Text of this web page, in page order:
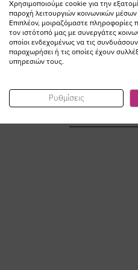
LOOK
Χρησιμοποιούμε cookie για την
παροχή λειτουργιών κοινωνικών
Επιπλέον, μοιραζόμαστε
τον ιστότοπό μας με συνεργάτες
οποίοι ενδεχομένως να τις
παραχωρήσει ή τις οποίες έχουν
υπηρεσιών τους.
Ρυθμίσεις